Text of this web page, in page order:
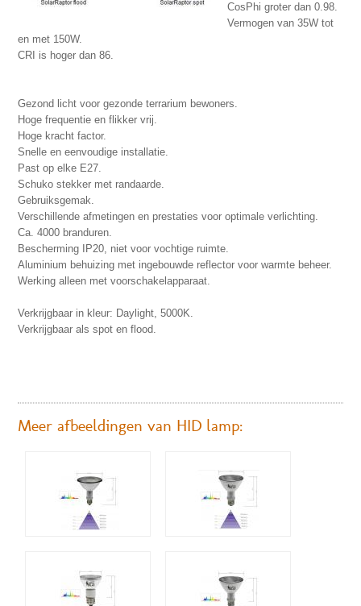
CosPhi groter dan 0.98.
Vermogen van 35W tot
en met 150W.
CRI is hoger dan 86.
Gezond licht voor gezonde terrarium bewoners.
Hoge frequentie en flikker vrij.
Hoge kracht factor.
Snelle en eenvoudige installatie.
Past op elke E27.
Schuko stekker met randaarde.
Gebruiksgemak.
Verschillende afmetingen en prestaties voor optimale verlichting.
Ca. 4000 branduren.
Bescherming IP20, niet voor vochtige ruimte.
Aluminium behuizing met ingebouwde reflector voor warmte beheer.
Werking alleen met voorschakelapparaat.
Verkrijgbaar in kleur: Daylight, 5000K.
Verkrijgbaar als spot en flood.
Meer afbeeldingen van HID lamp: